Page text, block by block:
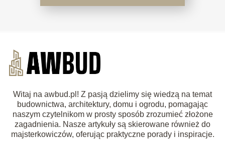
Witaj na awbud.pl! Z pasją dzielimy się wiedzą na temat
budownictwa, architektury, domu i ogrodu, pomagając
naszym czytelnikom w prosty sposób zrozumieć złożone
zagadnienia. Nasze artykuły są skierowane również do
majsterkowiczów, oferując praktyczne porady i inspiracje.